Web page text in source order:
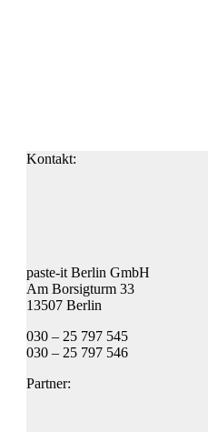
Kontakt:
paste-it Berlin GmbH
Am Borsigturm 33
13507 Berlin
030 – 25 797 545
030 – 25 797 546
Partner: